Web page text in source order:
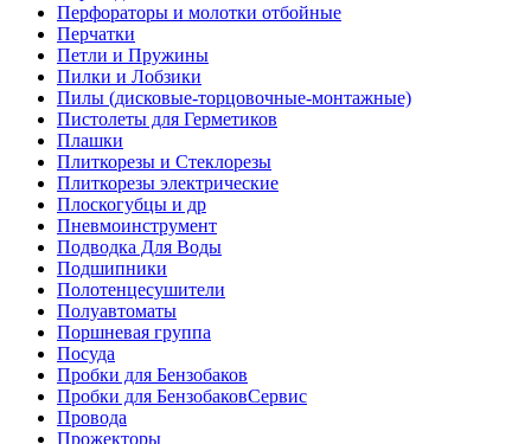
Перфораторы и молотки отбойные
Перчатки
Петли и Пружины
Пилки и Лобзики
Пилы (дисковые-торцовочные-монтажные)
Пистолеты для Герметиков
Плашки
Плиткорезы и Стеклорезы
Плиткорезы электрические
Плоскогубцы и др
Пневмоинструмент
Подводка Для Воды
Подшипники
Полотенцесушители
Полуавтоматы
Поршневая группа
Посуда
Пробки для Бензобаков
Пробки для БензобаковСервис
Провода
Прожекторы